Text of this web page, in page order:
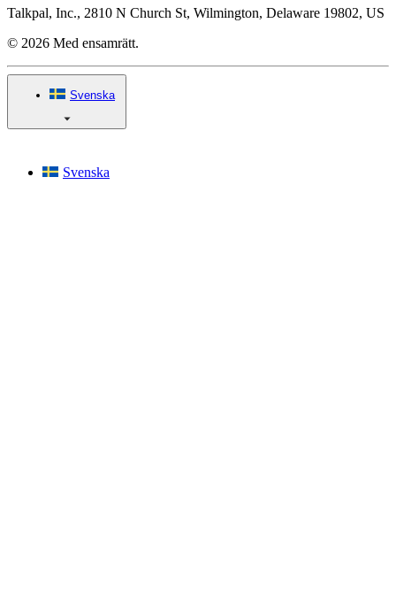
Talkpal, Inc., 2810 N Church St, Wilmington, Delaware 19802, US
© 2026 Med ensamrätt.
Svenska
Svenska